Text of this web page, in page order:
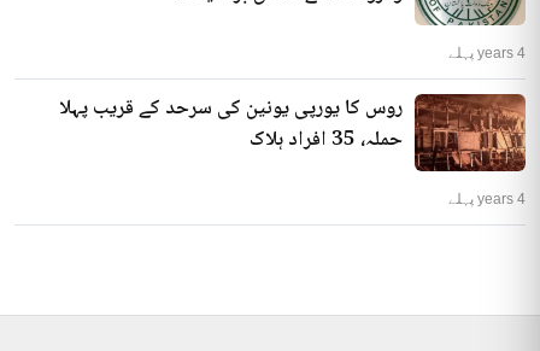
4 years پہلے
روس کا یورپی یونین کی سرحد کے قریب پہلا
حملہ، 35 افراد ہلاک
4 years پہلے